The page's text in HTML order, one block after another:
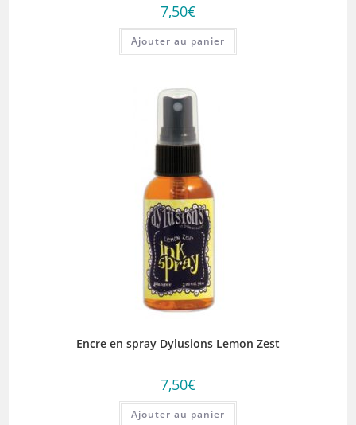
7,50€
Ajouter au panier
Encre en spray Dylusions Lemon Zest
7,50€
Ajouter au panier